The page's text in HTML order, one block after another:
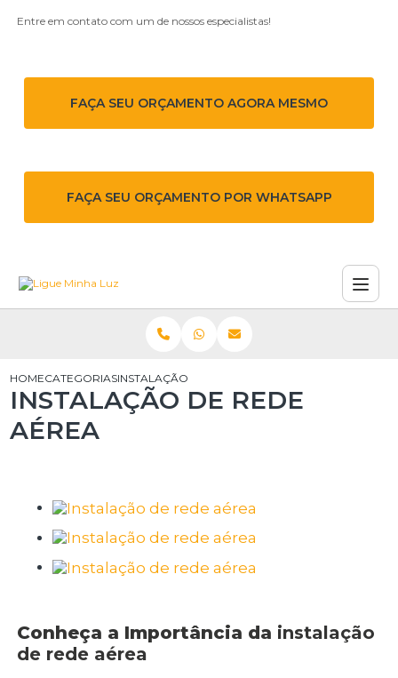
Entre em contato com um de nossos especialistas!
FAÇA SEU ORÇAMENTO AGORA MESMO
FAÇA SEU ORÇAMENTO POR WHATSAPP
HOMECATEGORIASINSTALAÇÃO DE REDE AÉREA
INSTALAÇÃO DE REDE
AÉREA
Conheça a Importância da instalação
de rede aérea